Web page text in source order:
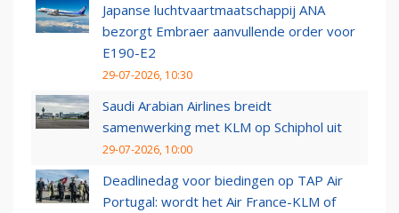
Japanse luchtvaartmaatschappij ANA
bezorgt Embraer aanvullende order voor
E190-E2
29-07-2026, 10:30
Saudi Arabian Airlines breidt
samenwerking met KLM op Schiphol uit
29-07-2026, 10:00
Deadlinedag voor biedingen op TAP Air
Portugal: wordt het Air France-KLM of